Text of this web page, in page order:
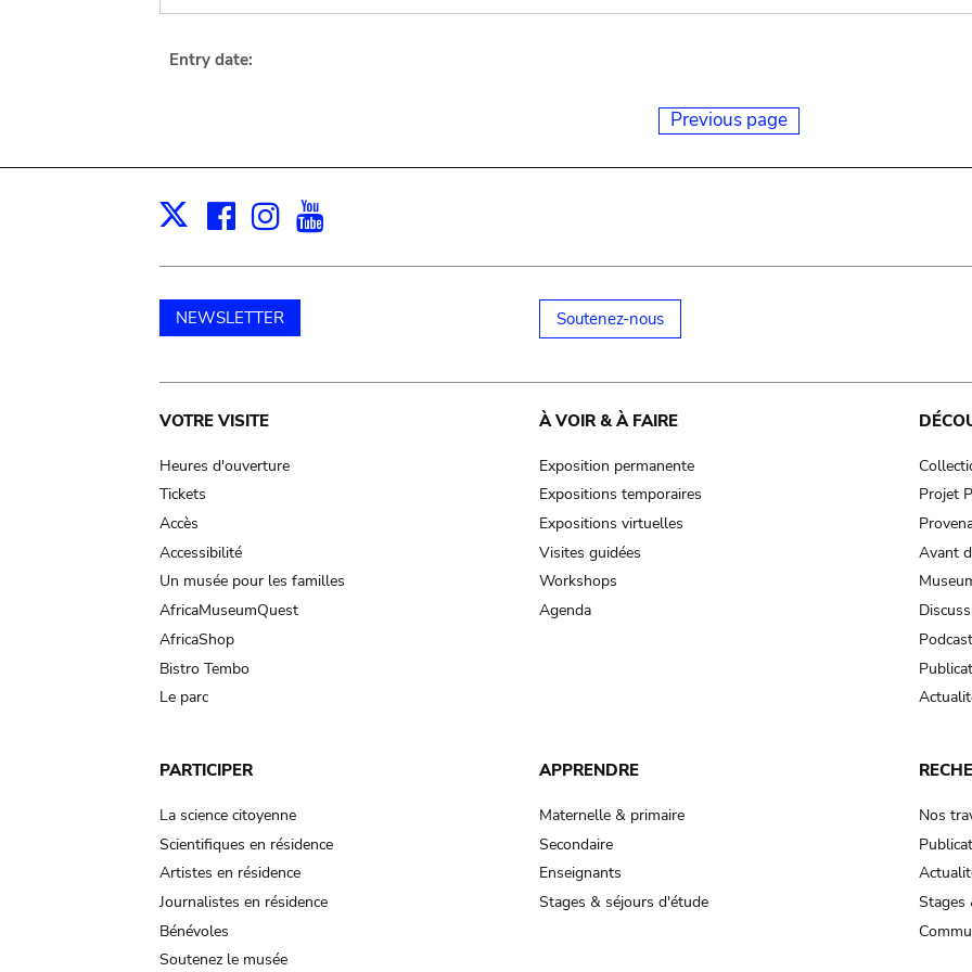
Entry date:
Previous page
X Facebook
Instagram
NEWSLETTER Soutenez-nous
Main
navigation
VOTRE VISITE
Heures d'ouverture
Tickets
Accès
Accessibilité
Un musée pour les familles
AfricaMuseumQuest
AfricaShop
Bistro Tembo
Le parc
À VOIR & À FAIRE
Exposition permanente
Expositions temporaires
Expositions virtuelles
Visites guidées
Workshops
Agenda
Projet
Avant
PARTICIPER
La science citoyenne
Scientifiques en résidence
Artistes en résidence
Journalistes en résidence
Bénévoles
Soutenez le musée
APPRENDRE
Maternelle & primaire
Secondaire
Enseignants
Stages & séjours d'étude
Nos
Stages